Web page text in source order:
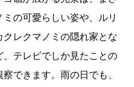
の可愛らしい姿や、ルリ
レクマノミの隠れ家とな
テレビでしか見たことの
できます。雨の日でも、